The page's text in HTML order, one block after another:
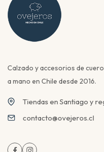
Calzado y accesorios de
a mano en Chile desde 2016.
Tiendas en Santiago y
contacto@ovejeros.cl